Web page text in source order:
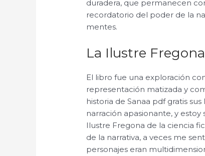
duradera, que permanecen
recordatorio del poder de la
mentes.
La Ilustre
El libro fue una exploración
representación matizada y
historia de Sanaa pdf gratis
narración apasionante, y
Ilustre Fregona de la ciencia
de la narrativa, a veces me
personajes eran